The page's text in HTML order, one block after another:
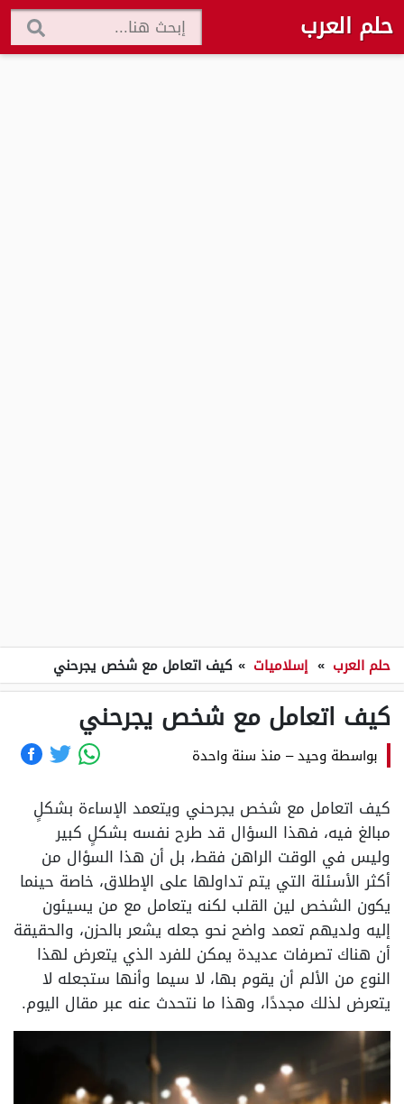
حلم العرب
حلم العرب » إسلاميات » كيف اتعامل مع شخص يجرحني
كيف اتعامل مع شخص يجرحني
بواسطة وحيد– منذ سنة واحدة
كيف اتعامل مع شخص يجرحني ويتعمد الإساءة بشكلٍ
مبالغ فيه، فهذا السؤال قد طرح نفسه بشكلٍ كبير
وليس في الوقت الراهن فقط، بل أن هذا السؤال من
أكثر الأسئلة التي يتم تداولها على الإطلاق، خاصة حينما
يكون الشخص لين القلب لكنه يتعامل مع من يسيئون
إليه ولديهم تعمد واضح نحو جعله يشعر بالحزن، والحقيقة
أن هناك تصرفات عديدة يمكن للفرد الذي يتعرض لهذا
النوع من الألم أن يقوم بها، لا سيما وأنها ستجعله لا
يتعرض لذلك مجددًا، وهذا ما نتحدث عنه عبر مقال اليوم.